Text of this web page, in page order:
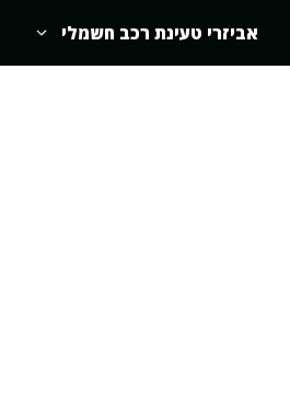
אביזרי טעינת רכב חשמלי